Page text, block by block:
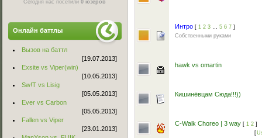
Интро [ 1 2 3 … 5 6 7 ]
Собственными руками
hawk vs omartin
Кишинёвцам Сюда!!!))
C-Walk Choreo | 3 way [ 1 2 ]
[
Сегодня нас посетили0 юзеров
Онлайн баттлы
Вызов на баттл
[19.07.2013]
Exsite vs Viper(win)
[10.05.2013]
Sw!T vs Lisig
[05.05.2013]
Ever vs Carbon
[05.05.2013]
Fallen vs Viper
[23.01.2013]